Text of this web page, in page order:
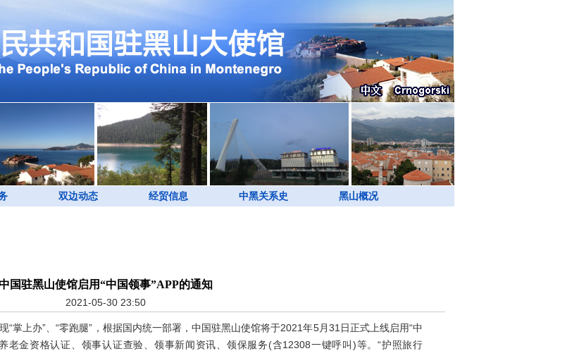
双边动态 经贸信息 中黑关系史 黑山概况
国驻黑山使馆启用“中国领事”APP的通知
2021-05-30 23:50
上办”、“零跑腿”，根据国内统一部署，中国驻黑山使馆将于2021年5月31日正式上线启用“中
老金资格认证、领事认证查验、领事新闻资讯、领保服务(含12308一键呼叫)等。“护照旅行